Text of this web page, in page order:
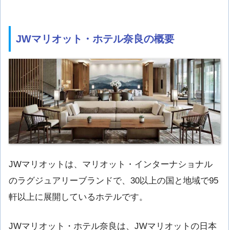
JWマリオット・ホテル奈良の概要
JWマリオットは、マリオット・インターナショナル
のラグジュアリーブランドで、30以上の国と地域で95
軒以上に展開しているホテルです。
JWマリオット・ホテル奈良は、JWマリオットの日本